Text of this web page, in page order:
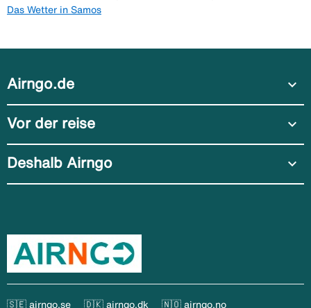
Das Wetter in Samos
Airngo.de expand_more
Vor der reise expand_more
Deshalb Airngo expand_more
🇸🇪 airngo.se 🇩🇰 airngo.dk 🇳🇴 airngo.no